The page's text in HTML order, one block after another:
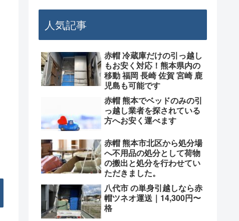
人気記事
赤帽 冷蔵庫だけの引っ越し
もお安く対応！熊本県内の
移動 福岡 長崎 佐賀 宮崎 鹿
児島も可能です
赤帽 熊本でベッドのみの引
っ越し業者を探されている
方へお安く運べます
赤帽 熊本市北区から処分場
へ不用品の処分として荷物
の搬出と処分を行わせてい
ただきました。
八代市 の単身引越しなら赤
帽ツネオ運送｜14,300円〜
格